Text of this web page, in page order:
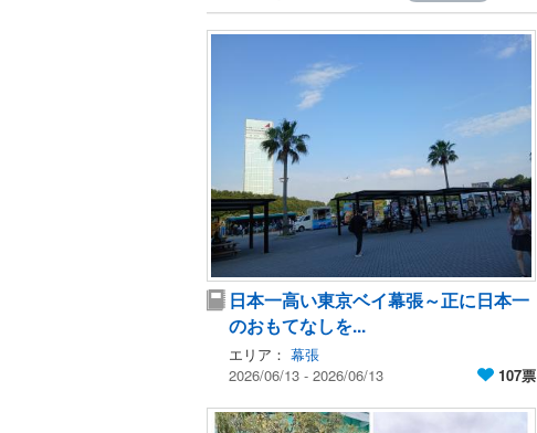
日本一高い東京ベイ幕張～正に日本一
のおもてなしを...
エリア： 幕張
2026/06/13 - 2026/06/13
107票